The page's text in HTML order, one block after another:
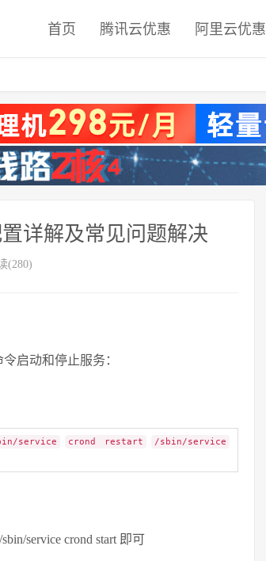
首页 腾讯云优惠 阿里云优惠
详解及常见问题解决
(280)
启动和停止服务：
service crond restart
/sbin/service
service crond start 即可